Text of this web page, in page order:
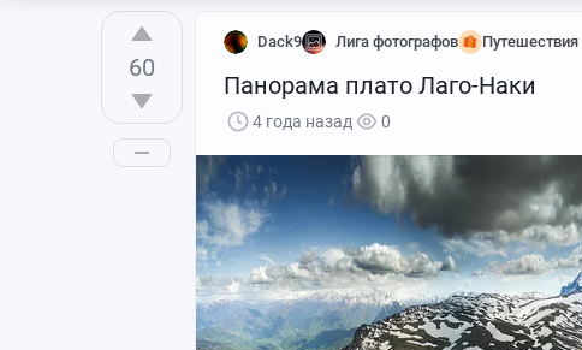
60
Dack9 Лига фотографов Путешествия
Панорама плато Лаго-Наки
4 года назад 0